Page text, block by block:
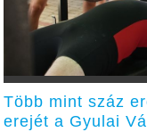
Több mint száz
erejét a Gyulai